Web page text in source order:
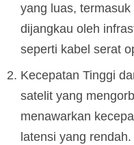
yang luas,
dijangkau oleh
seperti kabel serat
Kecepatan Tinggi
satelit yang
menawarkan
latensi yang